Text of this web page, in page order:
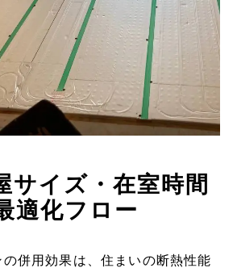
サイズ・在室時間
適化フロー
併用効果は、住まいの断熱性能